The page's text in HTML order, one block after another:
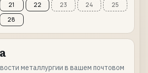
21 22 23 24
25
28
металлургии в вашем почтовом